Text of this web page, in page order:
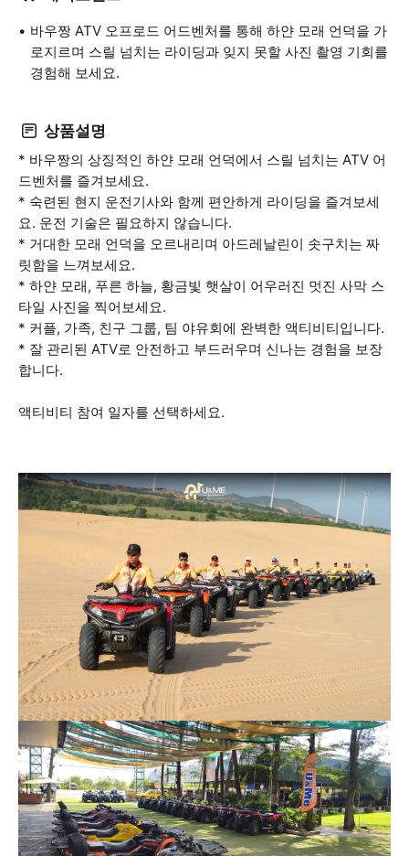
바우짱 ATV 오프로드 어드벤처를 통해 하얀 모래 언덕을 가
로지르며 스릴 넘치는 라이딩과 잊지 못할 사진 촬영 기회를
경험해 보세요.
상품설명
* 바우짱의 상징적인 하얀 모래 언덕에서 스릴 넘치는 ATV 어
드벤처를 즐겨보세요.
* 숙련된 현지 운전기사와 함께 편안하게 라이딩을 즐겨보세
요. 운전 기술은 필요하지 않습니다.
* 거대한 모래 언덕을 오르내리며 아드레날린이 솟구치는 짜
릿함을 느껴보세요.
* 하얀 모래, 푸른 하늘, 황금빛 햇살이 어우러진 멋진 사막 스
타일 사진을 찍어보세요.
* 커플, 가족, 친구 그룹, 팀 야유회에 완벽한 액티비티입니다.
* 잘 관리된 ATV로 안전하고 부드러우며 신나는 경험을 보장
합니다.
액티비티 참여 일자를 선택하세요.